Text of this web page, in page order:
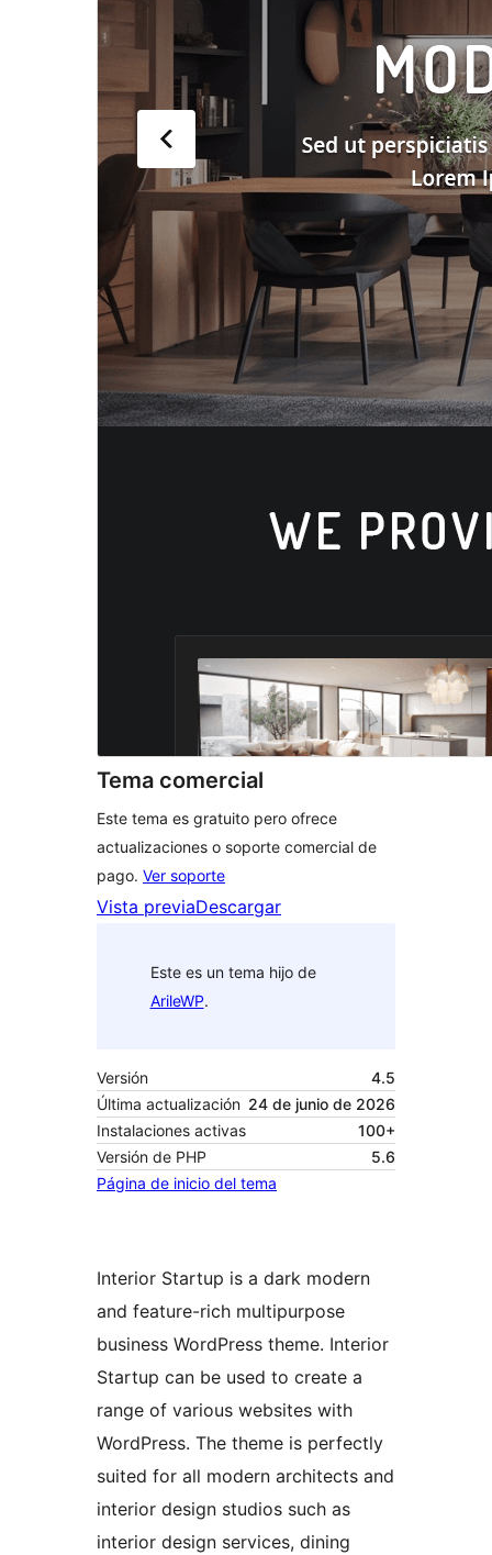
Tema comercial
Este tema es gratuito pero ofrece
actualizaciones o soporte comercial de
pago. Ver soporte
Vista previaDescargar
Este es un tema hijo de
ArileWP.
Versión
4.5
Última actualización 24 de junio de 2026
Instalaciones activas
100+
Versión de PHP
5.6
Página de inicio del tema
Interior Startup is a dark modern
and feature-rich multipurpose
business WordPress theme. Interior
Startup can be used to create a
range of various websites with
WordPress. The theme is perfectly
suited for all modern architects and
interior design studios such as
interior design services, dining